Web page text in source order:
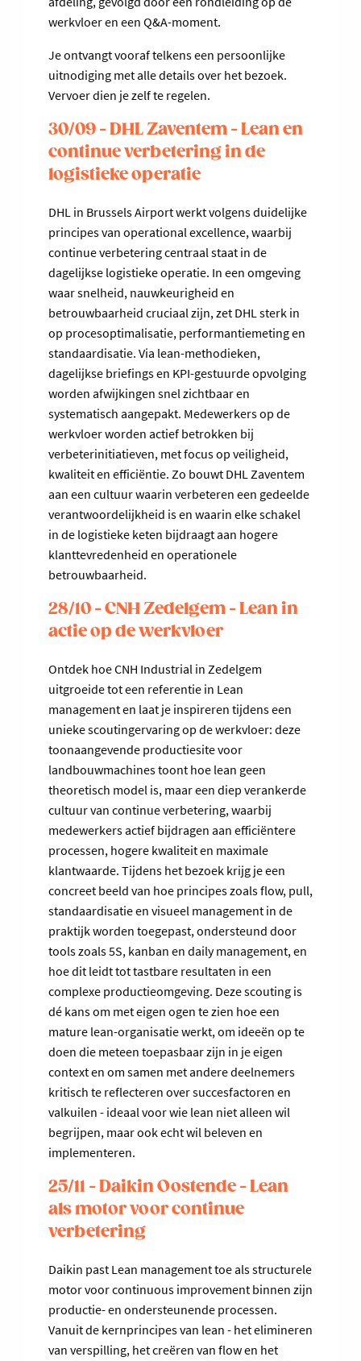
werkvloer en een Q&A-moment.
Je ontvangt vooraf telkens een persoonlijke
uitnodiging met alle details over het bezoek.
Vervoer dien je zelf te regelen.
30/09 - DHL Zaventem - Lean en
continue verbetering in de
logistieke operatie
DHL in Brussels Airport werkt volgens duidelijke
principes van operational excellence, waarbij
continue verbetering centraal staat in de
dagelijkse logistieke operatie. In een omgeving
waar snelheid, nauwkeurigheid en
betrouwbaarheid cruciaal zijn, zet DHL sterk in
op procesoptimalisatie, performantiemeting en
standaardisatie. Via lean-methodieken,
dagelijkse briefings en KPI-gestuurde opvolging
worden afwijkingen snel zichtbaar en
systematisch aangepakt. Medewerkers op de
werkvloer worden actief betrokken bij
verbeterinitiatieven, met focus op veiligheid,
kwaliteit en efficiëntie. Zo bouwt DHL Zaventem
aan een cultuur waarin verbeteren een gedeelde
verantwoordelijkheid is en waarin elke schakel
in de logistieke keten bijdraagt aan hogere
klanttevredenheid en operationele
betrouwbaarheid.
28/10 - CNH Zedelgem - Lean in
actie op de werkvloer
Ontdek hoe CNH Industrial in Zedelgem
uitgroeide tot een referentie in Lean
management en laat je inspireren tijdens een
unieke scoutingervaring op de werkvloer: deze
toonaangevende productiesite voor
landbouwmachines toont hoe lean geen
theoretisch model is, maar een diep verankerde
cultuur van continue verbetering, waarbij
medewerkers actief bijdragen aan efficiëntere
processen, hogere kwaliteit en maximale
klantwaarde. Tijdens het bezoek krijg je een
concreet beeld van hoe principes zoals flow, pull,
standaardisatie en visueel management in de
praktijk worden toegepast, ondersteund door
tools zoals 5S, kanban en daily management, en
hoe dit leidt tot tastbare resultaten in een
complexe productieomgeving. Deze scouting is
dé kans om met eigen ogen te zien hoe een
mature lean-organisatie werkt, om ideeën op te
doen die meteen toepasbaar zijn in je eigen
context en om samen met andere deelnemers
kritisch te reflecteren over succesfactoren en
valkuilen - ideaal voor wie lean niet alleen wil
begrijpen, maar ook echt wil beleven en
implementeren.
25/11 - Daikin Oostende - Lean
als motor voor continue
verbetering
Daikin past Lean management toe als structurele
motor voor continuous improvement binnen zijn
productie- en ondersteunende processen.
Vanuit de kernprincipes van lean - het elimineren
van verspilling, het creëren van flow en het